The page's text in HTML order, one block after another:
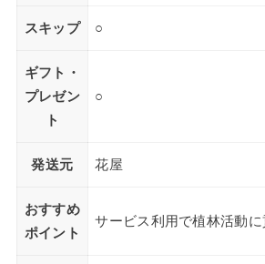
スキップ ○
ギフト・
プレゼン
ト
○
発送元 花屋
おすすめ
ポイント
サービス利用で植林活動に